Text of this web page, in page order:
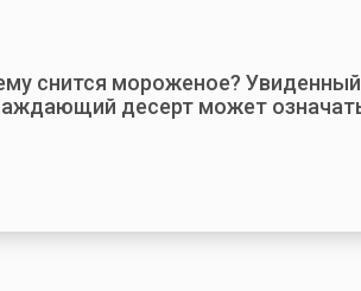
снится мороженое?
десерт может